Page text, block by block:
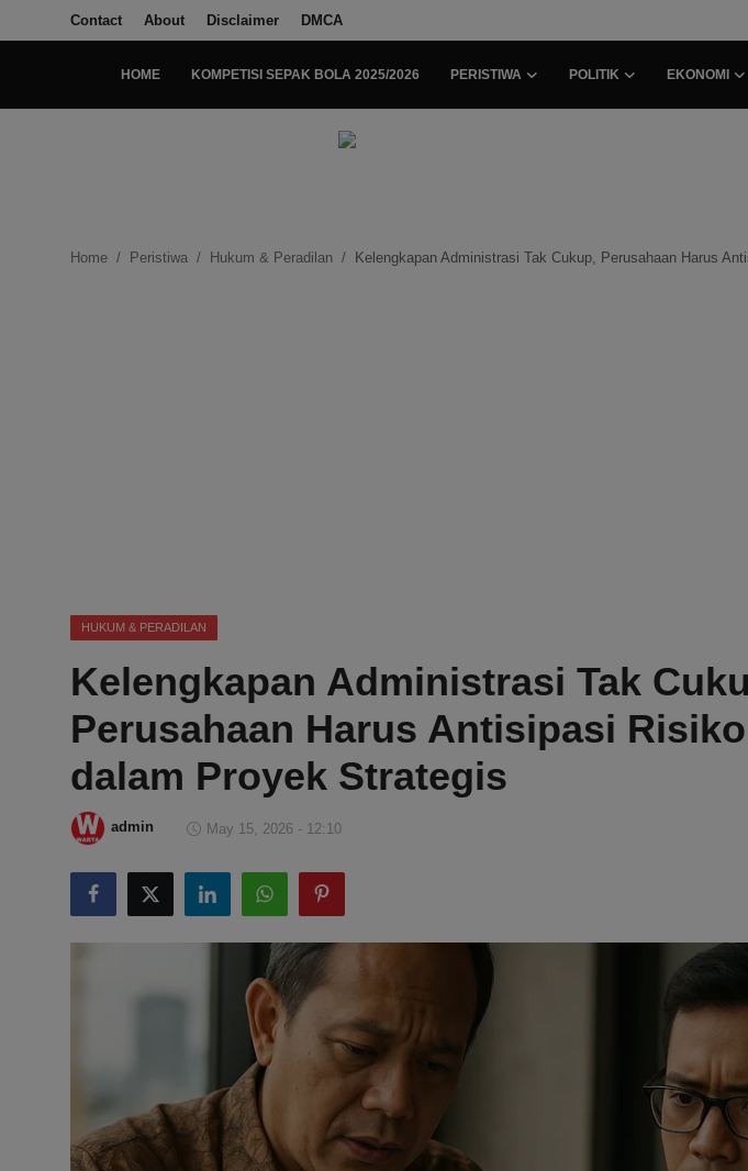
Contact About Disclaimer DMCA
HOME KOMPETISI SEPAK BOLA 2025/2026 PERISTIWA POLITIK EKONOMI
Ekonomi
Internasional
Teknologi
Hiburan
Kesehatan
Home Peristiwa Hukum & Peradilan Kelengkapan Administrasi Tak Cukup, Perusahaan Harus
HUKUM & PERADILAN
Kelengkapan Administrasi Tak
Perusahaan Harus Antisipasi
dalam Proyek Strategis
admin May 15, 2026 - 12:10